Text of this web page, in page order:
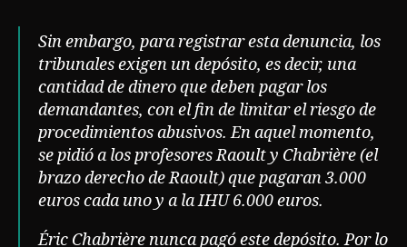
Sin embargo, para registrar esta denuncia, los
tribunales exigen un depósito, es decir, una
cantidad de dinero que deben pagar los
demandantes, con el fin de limitar el riesgo de
procedimientos abusivos. En aquel momento,
se pidió a los profesores Raoult y Chabrière (el
brazo derecho de Raoult) que pagaran 3.000
euros cada uno y a la IHU 6.000 euros.
Éric Chabrière nunca pagó este depósito. Por lo